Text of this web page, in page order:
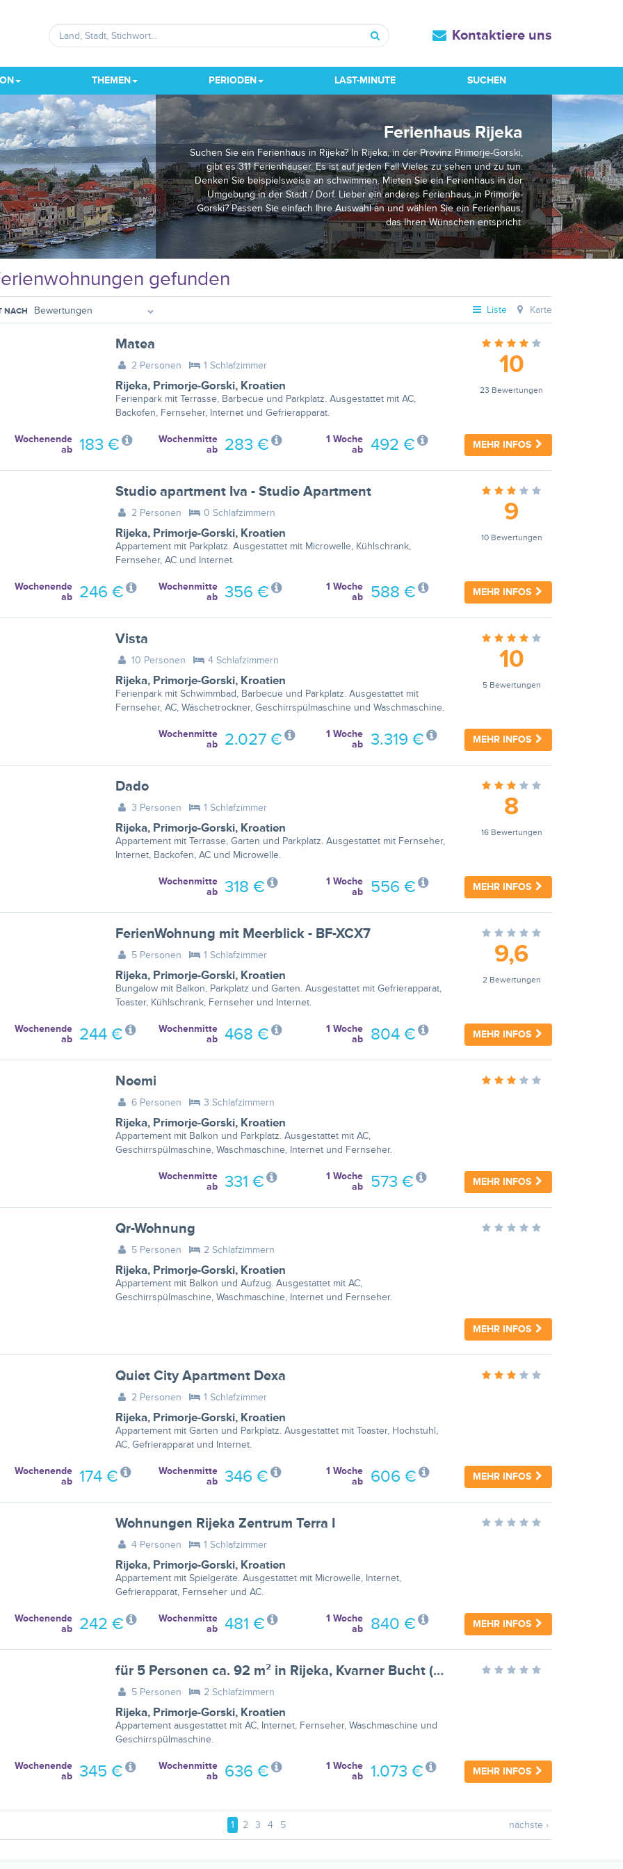
Suchen
Kontaktiere uns
THEMEN PERIODEN LAST-MINUTE SUCHEN
Ferienhaus Rijeka
Suchen Sie ein Ferienhaus in Rijeka? In Rijeka, in der Provinz Primorje-Gorski,
gibt es 311 Ferienhäuser. Es ist auf jeden Fall Vieles zu sehen und zu tun.
Denken Sie beispielsweise an schwimmen. Mieten Sie ein Ferienhaus in der
Umgebung in der Stadt / Dorf. Lieber ein anderes Ferienhaus in Primorje-
Gorski? Passen Sie einfach Ihre Auswahl an und wählen Sie ein Ferienhaus,
das Ihren Wünschen entspricht.
gefunden
NACH Liste Karte
Matea
2 Personen 1 Schlafzimmer
Rijeka, Primorje-Gorski, Kroatien
Ferienpark mit Terrasse, Barbecue und Parkplatz. Ausgestattet mit AC,
Backofen, Fernseher, Internet und Gefrierapparat.
10
23 Bewertungen
MEHR INFOS
1 Woche
ab
492 €
Wochenmitte
ab
283 €
Wochenende
ab
183 €
Studio apartment Iva - Studio Apartment
2 Personen 0 Schlafzimmern
Rijeka, Primorje-Gorski, Kroatien
Appartement mit Parkplatz. Ausgestattet mit Microwelle, Kühlschrank,
Fernseher, AC und Internet.
9
10 Bewertungen
MEHR INFOS
1 Woche
ab
588 €
Wochenmitte
ab
356 €
Wochenende
ab
246 €
Vista
10 Personen 4 Schlafzimmern
Rijeka, Primorje-Gorski, Kroatien
Ferienpark mit Schwimmbad, Barbecue und Parkplatz. Ausgestattet mit
Fernseher, AC, Wäschetrockner, Geschirrspülmaschine und Waschmaschine.
10
5 Bewertungen
MEHR INFOS
1 Woche
ab
3.319 €
Wochenmitte
ab
2.027 €
Dado
3 Personen 1 Schlafzimmer
Rijeka, Primorje-Gorski, Kroatien
Appartement mit Terrasse, Garten und Parkplatz. Ausgestattet mit Fernseher,
Internet, Backofen, AC und Microwelle.
8
16 Bewertungen
MEHR INFOS
1 Woche
ab
556 €
Wochenmitte
ab
318 €
FerienWohnung mit Meerblick - BF-XCX7
5 Personen 1 Schlafzimmer
Rijeka, Primorje-Gorski, Kroatien
Bungalow mit Balkon, Parkplatz und Garten. Ausgestattet mit Gefrierapparat,
Toaster, Kühlschrank, Fernseher und Internet.
9,6
2 Bewertungen
MEHR INFOS
1 Woche
ab
804 €
Wochenmitte
ab
468 €
Wochenende
ab
244 €
Noemi
6 Personen 3 Schlafzimmern
Rijeka, Primorje-Gorski, Kroatien
Appartement mit Balkon und Parkplatz. Ausgestattet mit AC,
Geschirrspülmaschine, Waschmaschine, Internet und Fernseher.
MEHR INFOS
1 Woche
ab
573 €
Wochenmitte
ab
331 €
Qr-Wohnung
5 Personen 2 Schlafzimmern
Rijeka, Primorje-Gorski, Kroatien
Appartement mit Balkon und Aufzug. Ausgestattet mit AC,
Geschirrspülmaschine, Waschmaschine, Internet und Fernseher.
MEHR INFOS
Quiet City Apartment Dexa
2 Personen 1 Schlafzimmer
Rijeka, Primorje-Gorski, Kroatien
Appartement mit Garten und Parkplatz. Ausgestattet mit Toaster, Hochstuhl,
AC, Gefrierapparat und Internet.
MEHR INFOS
1 Woche
ab
606 €
Wochenmitte
ab
346 €
Wochenende
ab
174 €
Wohnungen Rijeka Zentrum Terra I
4 Personen 1 Schlafzimmer
Rijeka, Primorje-Gorski, Kroatien
Appartement mit Spielgeräte. Ausgestattet mit Microwelle, Internet,
Gefrierapparat, Fernseher und AC.
MEHR INFOS
1 Woche
ab
840 €
Wochenmitte
ab
481 €
Wochenende
ab
242 €
für 5 Personen ca. 92 m² in Rijeka, Kvarner Bucht (Gespanschaft Primorje-G
5 Personen 2 Schlafzimmern
Rijeka, Primorje-Gorski, Kroatien
Appartement ausgestattet mit AC, Internet, Fernseher, Waschmaschine und
Geschirrspülmaschine.
MEHR INFOS
1 Woche
ab
1.073 €
Wochenmitte
ab
636 €
Wochenende
ab
345 €
1 2 3 4 5 nächste ›